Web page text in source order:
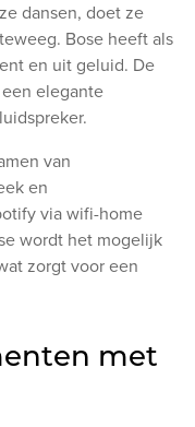
dansen, doet ze
Bose heeft als
en uit geluid. De
elegante
van
en
via wifi-home
wordt het mogelijk
zorgt voor een
met